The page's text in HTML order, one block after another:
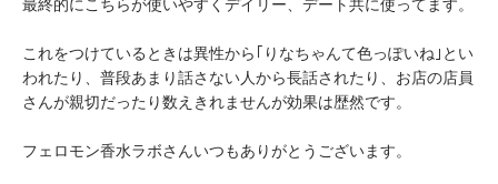
最終的にこちらが使いやすくデイリー、デート共に使ってます。
これをつけているときは異性から｢りなちゃんて色っぽいね｣とい
われたり、普段あまり話さない人から長話されたり、お店の店員
さんが親切だったり数えきれませんが効果は歴然です。
フェロモン香水ラボさんいつもありがとうございます。